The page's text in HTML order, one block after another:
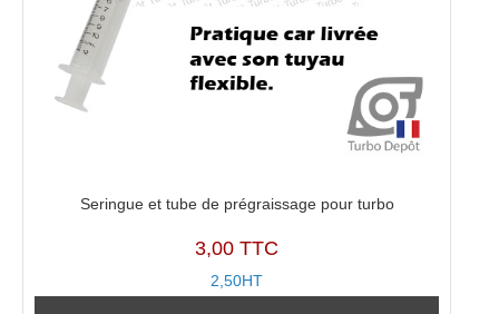
Seringue et tube de prégraissage pour turbo
3,00 TTC
2,50HT